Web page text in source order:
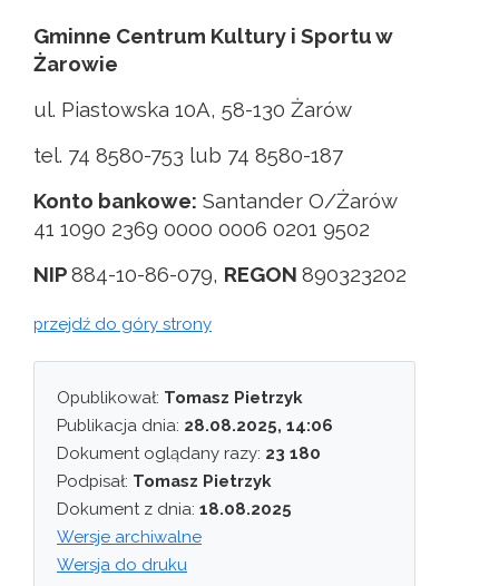
Gminne Centrum Kultury i Sportu w
Żarowie
ul. Piastowska 10A, 58-130 Żarów
tel. 74 8580-753 lub 74 8580-187
Konto bankowe: Santander O/Żarów
41 1090 2369 0000 0006 0201 9502
NIP884-10-86-079, REGON 890323202
przejdź do góry strony
Opublikował: Tomasz Pietrzyk
Publikacja dnia: 28.08.2025, 14:06
Dokument oglądany razy: 23 180
Podpisał: Tomasz Pietrzyk
Dokument z dnia: 18.08.2025
Wersje archiwalne
Wersja do druku